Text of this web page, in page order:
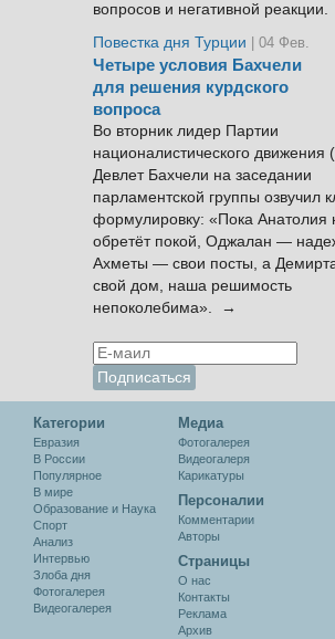
вопросов и негативной
Повестка дня Турции
| 04 Фев.
Четыре условия Бахчели
для решения курдского
вопроса
Во вторник лидер Партии
националистического движения
Девлет Бахчели на заседании
парламентской группы озвучил
формулировку: «Пока Анатолия
обретёт покой, Оджалан —
Ахметы — свои посты, а
свой дом, наша решимость
непоколебима». →
Категории
Евразия
В России
Популярное
В мире
Образование и Наука
Спорт
Анализ
Интервью
Злоба дня
Фотогалерея
Видеогалерея
Медиа
Фотогалерея
Видеогалеря
Карикатуры
Персоналии
Комментарии
Авторы
Cтраницы
О нас
Контакты
Реклама
Архив